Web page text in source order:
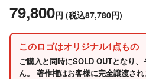
79,800円 (税込87,780円)
このロゴはオリジナル1点もの
ご購入と同時にSOLD OUTとなり
ん。 著作権はお客様に完全譲渡され